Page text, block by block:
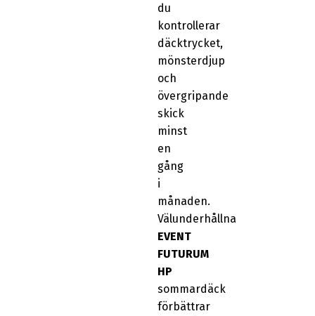
du
kontrollerar
däcktrycket,
mönsterdjup
och
övergripande
skick
minst
en
gång
i
månaden.
Välunderhållna
EVENT
FUTURUM
HP
sommardäck
förbättrar